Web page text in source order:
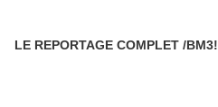
LE REPORTAGE COMPLET /BM3!